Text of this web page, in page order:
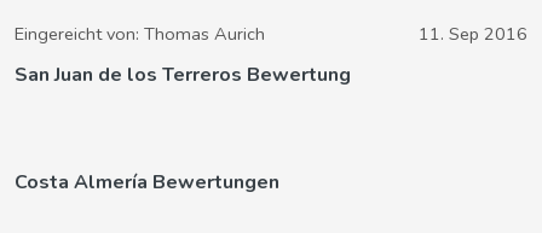
Eingereicht von: Thomas Aurich 11. Sep 2016
San Juan de los Terreros Bewertung
Costa Almería Bewertungen